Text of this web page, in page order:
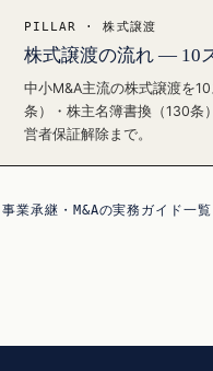
PILLAR · 株式譲渡
株式譲渡の流れ — 10
中小M&A主流の株式譲渡を
条）・株主名簿書換（130条
営者保証解除まで。
事業承継・M&Aの実務ガイド